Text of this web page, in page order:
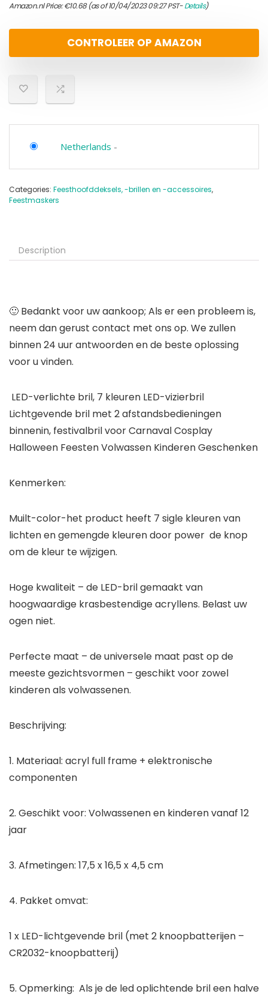
Amazon.nl Price:€10.68(as of 10/04/2023 09:27 PST-Details)
CONTROLEER OP AMAZON
Netherlands -
Categories: Feesthoofddeksels, -brillen en -accessoires,
Feestmaskers
Description
🙂 Bedankt voor uw aankoop; Als er een probleem is,
neem dan gerust contact met ons op. We zullen
binnen 24 uur antwoorden en de beste oplossing
voor u vinden.
LED-verlichte bril, 7 kleuren LED-vizierbril
Lichtgevende bril met 2 afstandsbedieningen
binnenin, festivalbril voor Carnaval Cosplay
Halloween Feesten Volwassen Kinderen Geschenken
Kenmerken:
Muilt-color-het product heeft 7 sigle kleuren van
lichten en gemengde kleuren door power de knop
om de kleur te wijzigen.
Hoge kwaliteit – de LED-bril gemaakt van
hoogwaardige krasbestendige acryllens. Belast uw
ogen niet.
Perfecte maat – de universele maat past op de
meeste gezichtsvormen – geschikt voor zowel
kinderen als volwassenen.
Beschrijving:
1. Materiaal: acryl full frame + elektronische
componenten
2. Geschikt voor: Volwassenen en kinderen vanaf 12
jaar
3. Afmetingen: 17,5 x 16,5 x 4,5 cm
4. Pakket omvat:
1 x LED-lichtgevende bril (met 2 knoopbatterijen –
CR2032-knoopbatterij)
5. Opmerking: Als je de led oplichtende bril een halve